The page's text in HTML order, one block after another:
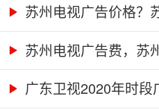
苏州电视广告价格？
2...苏州电视广告费，苏
广东卫视2020年时